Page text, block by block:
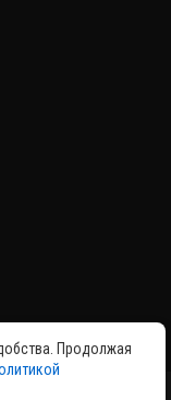
Продолжая